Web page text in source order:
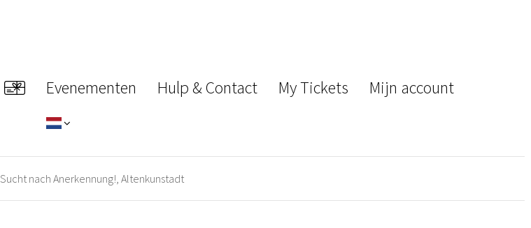
Evenementen Hulp & Contact My Tickets Mijn account
nach Anerkennung!, Altenkunstadt